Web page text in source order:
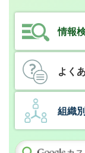
情報
よく
組織